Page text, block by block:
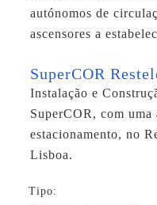
autónomos de
ascensores a
SuperCOR
Instalação e
SuperCOR, com uma
estacionamento, no
Lisboa.
Tipo: